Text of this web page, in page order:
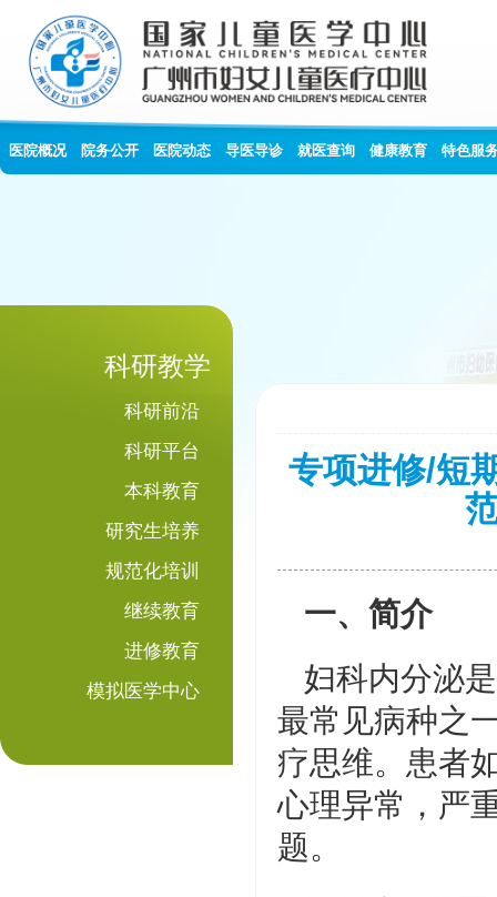
医院概况 院务公开 医院动态 导医导诊 就医查询 健康教育 特色服
科研教学
科研前沿
科研平台
本科教育
研究生培养
规范化培训
继续教育
进修教育
模拟医学中心
专项进修/短
一、简介
妇科内分泌
最常见病种之
疗思维。患者
心理异常，严
题。